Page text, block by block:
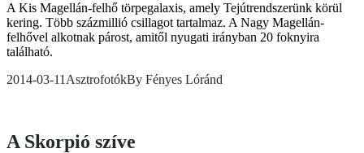
A Kis Magellán-felhő törpegalaxis, amely Tejútrendszerünk körül
kering. Több százmillió csillagot tartalmaz. A Nagy Magellán-
felhővel alkotnak párost, amitől nyugati irányban 20 foknyira
található.
2014-03-11 AsztrofotókBy Fényes Lóránd
A Skorpió szíve